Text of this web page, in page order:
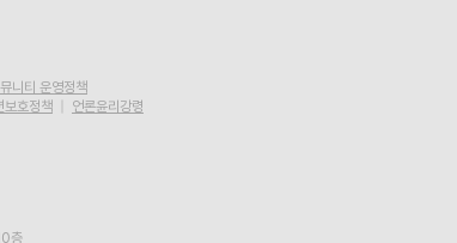
니티 운영정책
보호정책
언론윤리강령
층